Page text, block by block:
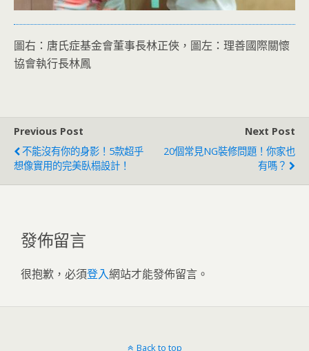
圖右：唐氏症基金會董事長林正俠，圖左：理善國際關懷
協會執行長林鳳
Previous Post
不能沒有你的身影！5款超乎
想像實用的完美臥榻設計！
Next Post
20個常見NG裝修問題！你家也
有嗎？
發佈留言
很抱歉，必須登入網站才能發佈留言。
Back to top